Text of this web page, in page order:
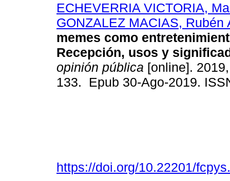
ECHEVERRIA VICTORIA,
GONZALEZ MACIAS, Rubén
memes como
Recepción, usos y
opinión pública [online].
133. Epub 30-Ago-2019.
https://doi.org/10.22201/